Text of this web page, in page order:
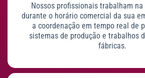
Nossos profissionais trabalham
durante o horário comercial da sua
a coordenação em tempo real de
sistemas de produção e trabalhos
fábricas.